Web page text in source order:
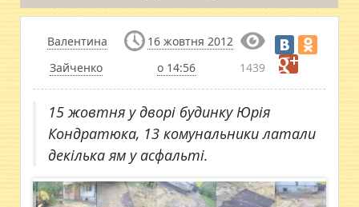
Валентина
Зайченко
16 жовтня 2012
о 14:56
1439
15 жовтня у дворі будинку Юрія
Кондратюка, 13 комунальники латали
декілька ям у асфальті.